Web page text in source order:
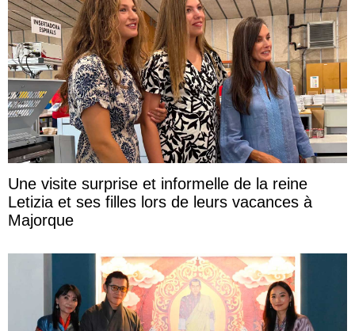
Une visite surprise et informelle de la reine
Letizia et ses filles lors de leurs vacances à
Majorque